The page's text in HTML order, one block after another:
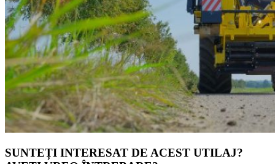
SUNTEȚI INTERESAT DE ACEST UTILAJ?